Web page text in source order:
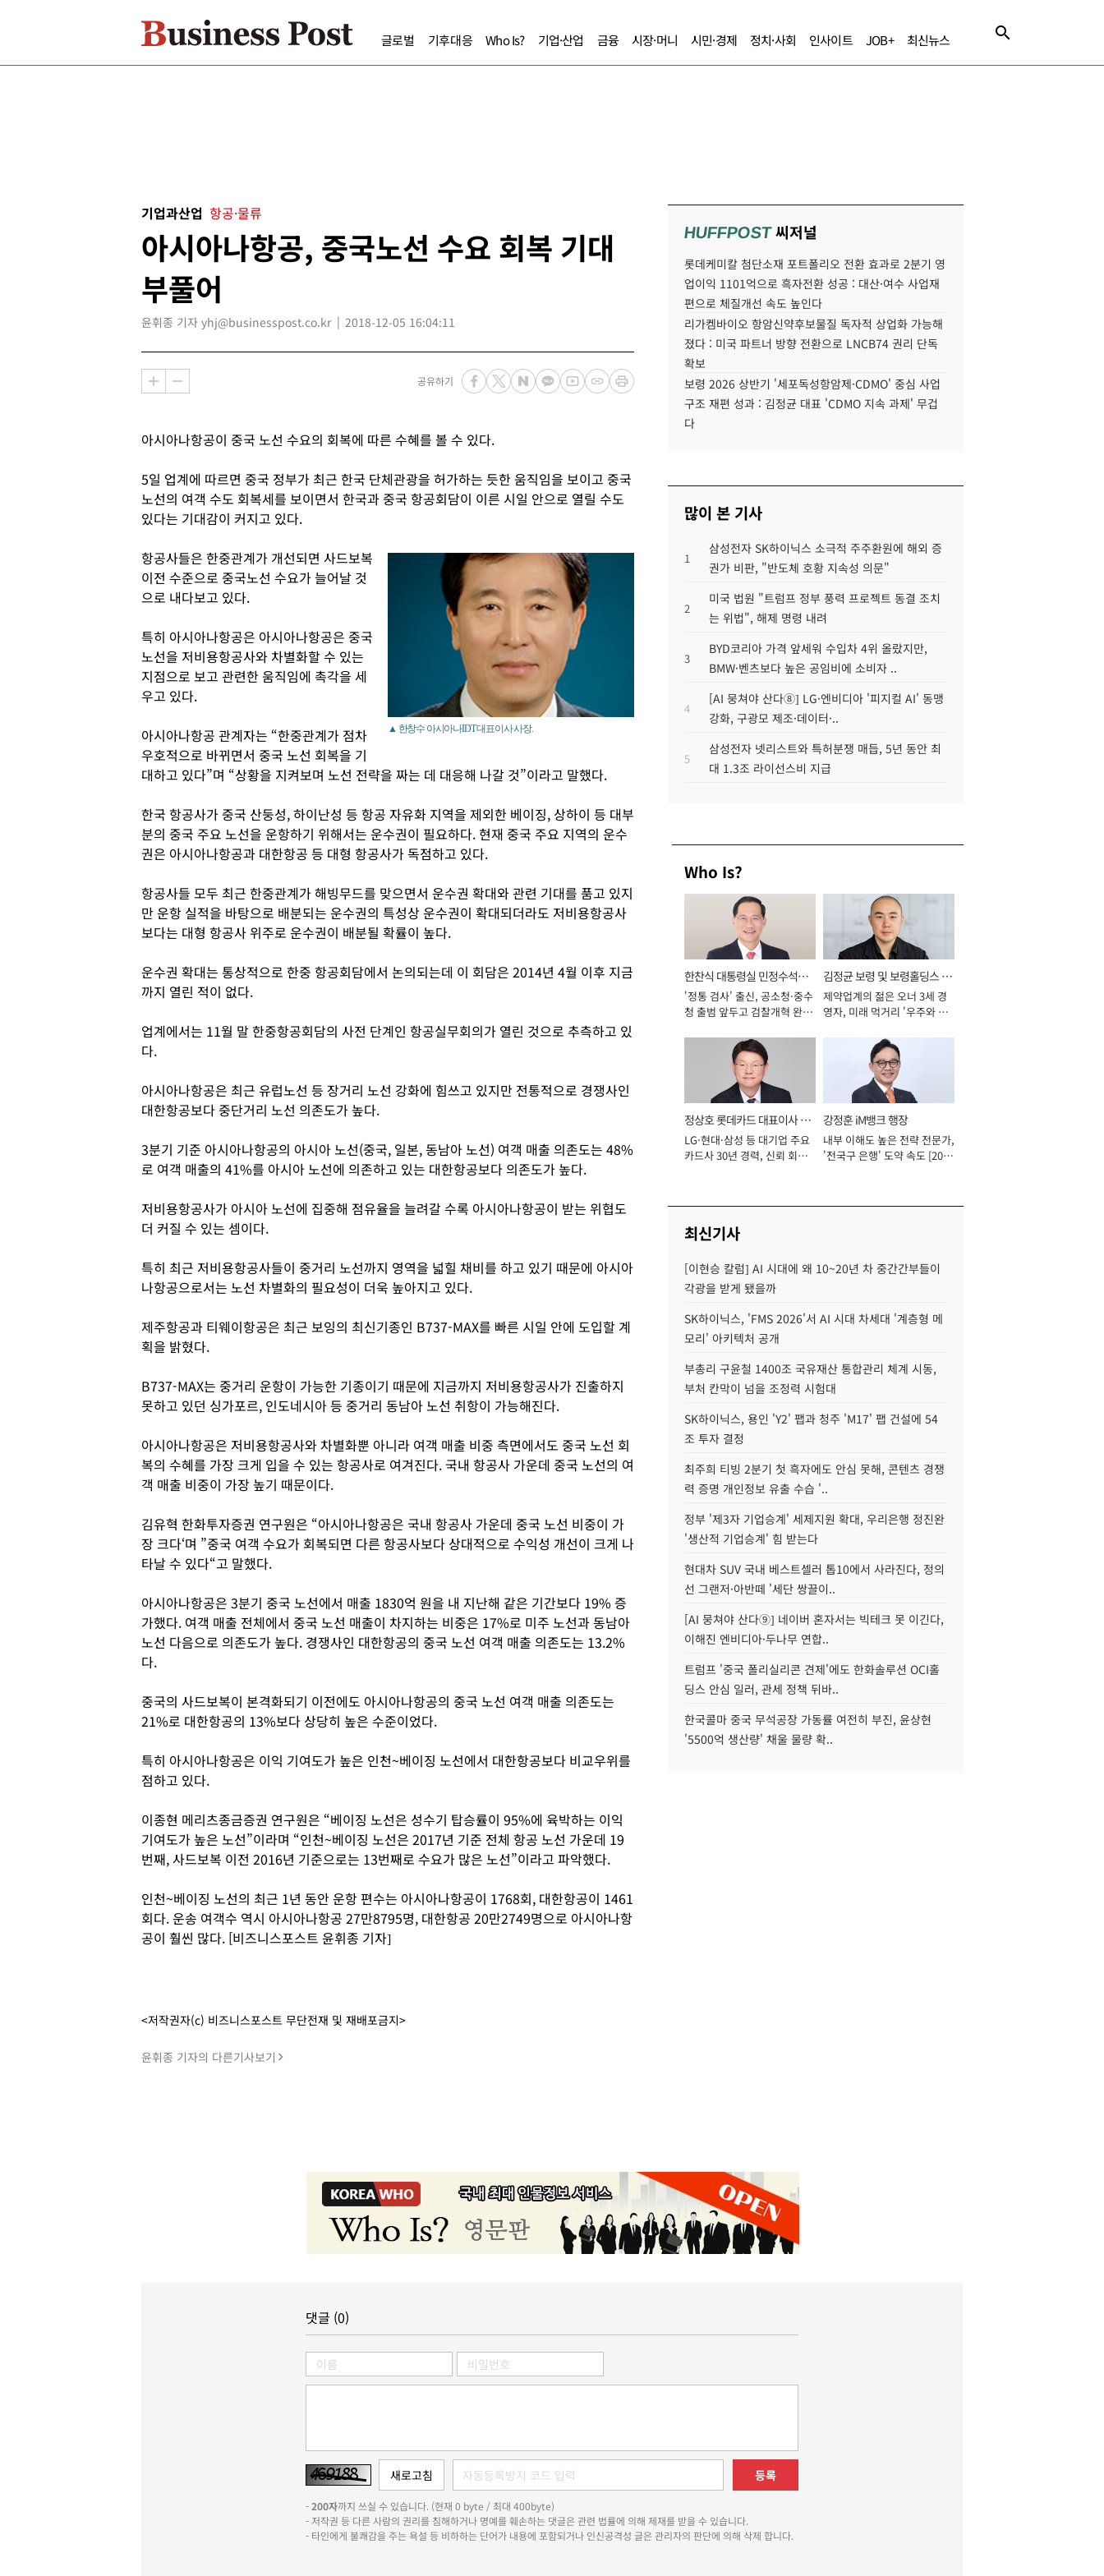
글로벌 기후대응 Who Is? 기업·산업 금융 시장·머니 시민·경제 정치·사회 인사이트 JOB+ 최신뉴스
기업과산업 항공·물류
아시아나항공, 중국노선 수요 회복 기대
부풀어
윤휘종 기자 yhj@businesspost.co.kr 2018-12-05 16:04:11
공유하기
아시아나항공이 중국 노선 수요의 회복에 따른 수혜를 볼 수 있다.
5일 업계에 따르면 중국 정부가 최근 한국 단체관광을 허가하는 듯한 움직임을 보이고 중국
노선의 여객 수도 회복세를 보이면서 한국과 중국 항공회담이 이른 시일 안으로 열릴 수도
있다는 기대감이 커지고 있다.
▲ 한창수 아시아나IDT 대표이사 사장.
항공사들은 한중관계가 개선되면 사드보복
이전 수준으로 중국노선 수요가 늘어날 것
으로 내다보고 있다.
특히 아시아나항공은 아시아나항공은 중국
노선을 저비용항공사와 차별화할 수 있는
지점으로 보고 관련한 움직임에 촉각을 세
우고 있다.
아시아나항공 관계자는 “한중관계가 점차
우호적으로 바뀌면서 중국 노선 회복을 기
대하고 있다”며 “상황을 지켜보며 노선 전략을 짜는 데 대응해 나갈 것”이라고 말했다.
한국 항공사가 중국 산둥성, 하이난성 등 항공 자유화 지역을 제외한 베이징, 상하이 등 대부
분의 중국 주요 노선을 운항하기 위해서는 운수권이 필요하다. 현재 중국 주요 지역의 운수
권은 아시아나항공과 대한항공 등 대형 항공사가 독점하고 있다.
항공사들 모두 최근 한중관계가 해빙무드를 맞으면서 운수권 확대와 관련 기대를 품고 있지
만 운항 실적을 바탕으로 배분되는 운수권의 특성상 운수권이 확대되더라도 저비용항공사
보다는 대형 항공사 위주로 운수권이 배분될 확률이 높다.
운수권 확대는 통상적으로 한중 항공회담에서 논의되는데 이 회담은 2014년 4월 이후 지금
까지 열린 적이 없다.
업계에서는 11월 말 한중항공회담의 사전 단계인 항공실무회의가 열린 것으로 추측하고 있
다.
아시아나항공은 최근 유럽노선 등 장거리 노선 강화에 힘쓰고 있지만 전통적으로 경쟁사인
대한항공보다 중단거리 노선 의존도가 높다.
3분기 기준 아시아나항공의 아시아 노선(중국, 일본, 동남아 노선) 여객 매출 의존도는 48%
로 여객 매출의 41%를 아시아 노선에 의존하고 있는 대한항공보다 의존도가 높다.
저비용항공사가 아시아 노선에 집중해 점유율을 늘려갈 수록 아시아나항공이 받는 위협도
더 커질 수 있는 셈이다.
특히 최근 저비용항공사들이 중거리 노선까지 영역을 넓힐 채비를 하고 있기 때문에 아시아
나항공으로서는 노선 차별화의 필요성이 더욱 높아지고 있다.
제주항공과 티웨이항공은 최근 보잉의 최신기종인 B737-MAX를 빠른 시일 안에 도입할 계
획을 밝혔다.
B737-MAX는 중거리 운항이 가능한 기종이기 때문에 지금까지 저비용항공사가 진출하지
못하고 있던 싱가포르, 인도네시아 등 중거리 동남아 노선 취항이 가능해진다.
아시아나항공은 저비용항공사와 차별화뿐 아니라 여객 매출 비중 측면에서도 중국 노선 회
복의 수혜를 가장 크게 입을 수 있는 항공사로 여겨진다. 국내 항공사 가운데 중국 노선의 여
객 매출 비중이 가장 높기 때문이다.
김유혁 한화투자증권 연구원은 “아시아나항공은 국내 항공사 가운데 중국 노선 비중이 가
장 크다‘며 ”중국 여객 수요가 회복되면 다른 항공사보다 상대적으로 수익성 개선이 크게 나
타날 수 있다“고 말했다.
아시아나항공은 3분기 중국 노선에서 매출 1830억 원을 내 지난해 같은 기간보다 19% 증
가했다. 여객 매출 전체에서 중국 노선 매출이 차지하는 비중은 17%로 미주 노선과 동남아
노선 다음으로 의존도가 높다. 경쟁사인 대한항공의 중국 노선 여객 매출 의존도는 13.2%
다.
중국의 사드보복이 본격화되기 이전에도 아시아나항공의 중국 노선 여객 매출 의존도는
21%로 대한항공의 13%보다 상당히 높은 수준이었다.
특히 아시아나항공은 이익 기여도가 높은 인천~베이징 노선에서 대한항공보다 비교우위를
점하고 있다.
이종현 메리츠종금증권 연구원은 “베이징 노선은 성수기 탑승률이 95%에 육박하는 이익
기여도가 높은 노선”이라며 “인천~베이징 노선은 2017년 기준 전체 항공 노선 가운데 19
번째, 사드보복 이전 2016년 기준으로는 13번째로 수요가 많은 노선”이라고 파악했다.
인천~베이징 노선의 최근 1년 동안 운항 편수는 아시아나항공이 1768회, 대한항공이 1461
회다. 운송 여객수 역시 아시아나항공 27만8795명, 대한항공 20만2749명으로 아시아나항
공이 훨씬 많다. [비즈니스포스트 윤휘종 기자]
<저작권자(c) 비즈니스포스트 무단전재 및 재배포금지>
윤휘종 기자의 다른기사보기
HUFFPOST씨저널
롯데케미칼 첨단소재 포트폴리오 전환 효과로 2분기 영
업이익 1101억으로 흑자전환 성공 : 대산·여수 사업재
편으로 체질개선 속도 높인다
리가켐바이오 항암신약후보물질 독자적 상업화 가능해
졌다 : 미국 파트너 방향 전환으로 LNCB74 권리 단독
확보
보령 2026 상반기 '세포독성항암제·CDMO' 중심 사업
구조 재편 성과 : 김정균 대표 'CDMO 지속 과제' 무겁
다
많이 본 기사
1
삼성전자 SK하이닉스 소극적 주주환원에 해외 증
권가 비판, "반도체 호황 지속성 의문"
2
미국 법원 "트럼프 정부 풍력 프로젝트 동결 조치
는 위법", 해제 명령 내려
3
BYD코리아 가격 앞세워 수입차 4위 올랐지만,
BMW·벤츠보다 높은 공임비에 소비자 ..
4
[AI 뭉쳐야 산다⑧] LG·엔비디아 '피지컬 AI' 동맹
강화, 구광모 제조·데이터·..
5
삼성전자 넷리스트와 특허분쟁 매듭, 5년 동안 최
대 1.3조 라이선스비 지급
Who Is?
한찬식 대통령실 민정수석비
서관
'정통 검사' 출신, 공소청·중수
청 출범 앞두고 검찰개혁 완수
김정균 보령 및 보령홀딩스 대
표이사 사장
제약업계의 젊은 오너 3세 경
영자, 미래 먹거리 '우주와 헬
정상호 롯데카드 대표이사 사
장
LG·현대·삼성 등 대기업 주요
카드사 30년 경력, 신뢰 회복
강정훈 iM뱅크 행장
내부 이해도 높은 전략 전문가,
'전국구 은행' 도약 속도 [2026
최신기사
[이현승 칼럼] AI 시대에 왜 10~20년 차 중간간부들이
각광을 받게 됐을까
SK하이닉스, 'FMS 2026'서 AI 시대 차세대 '계층형 메
모리' 아키텍처 공개
부총리 구윤철 1400조 국유재산 통합관리 체계 시동,
부처 칸막이 넘을 조정력 시험대
SK하이닉스, 용인 'Y2' 팹과 청주 'M17' 팹 건설에 54
조 투자 결정
최주희 티빙 2분기 첫 흑자에도 안심 못해, 콘텐츠 경쟁
력 증명 개인정보 유출 수습 '..
정부 '제3자 기업승계' 세제지원 확대, 우리은행 정진완
'생산적 기업승계' 힘 받는다
현대차 SUV 국내 베스트셀러 톱10에서 사라진다, 정의
선 그랜저·아반떼 '세단 쌍끌이..
[AI 뭉쳐야 산다⑨] 네이버 혼자서는 빅테크 못 이긴다,
이해진 엔비디아·두나무 연합..
트럼프 '중국 폴리실리콘 견제'에도 한화솔루션 OCI홀
딩스 안심 일러, 관세 정책 뒤바..
한국콜마 중국 무석공장 가동률 여전히 부진, 윤상현
'5500억 생산량' 채울 물량 확..
댓글 (0)
등록
-200자까지 쓰실 수 있습니다. (현재 0 byte / 최대 400byte)
- 저작권 등 다른 사람의 권리를 침해하거나 명예를 훼손하는 댓글은 관련 법률에 의해 제재를 받을 수 있습니다.
- 타인에게 불쾌감을 주는 욕설 등 비하하는 단어가 내용에 포함되거나 인신공격성 글은 관리자의 판단에 의해 삭제 합니다.